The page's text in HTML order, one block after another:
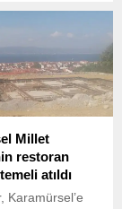
Millet
restoran
atıldı
Karamürsel’e